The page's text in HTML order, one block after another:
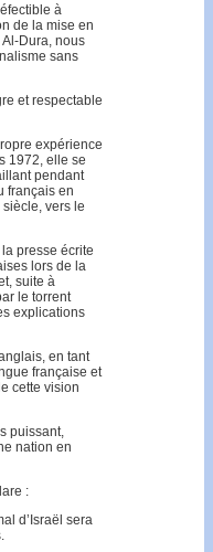
à
de la mise en
Dura, nous
sans
et respectable
expérience
1972, elle se
pendant
français en
vers le
presse écrite
lors de la
suite à
le torrent
explications
en tant
française et
cette vision
puissant,
nation en
:
d’Israël sera